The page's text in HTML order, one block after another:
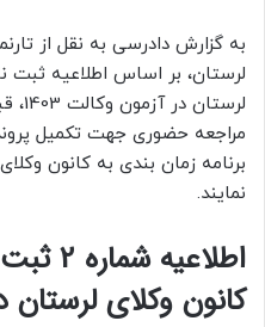
به گزارش دادرسی به نقل از
لرستان، بر اساس اطلاعیه ثبت
برنامه زمان بندی به کانون
نمایند.
کانون وکلای لرستان